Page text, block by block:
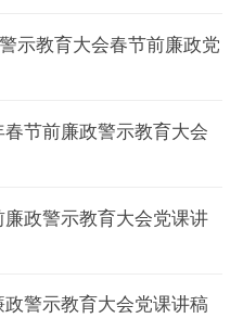
示教育大会春节前廉政党
节前廉政警示教育大会
政警示教育大会党课讲
警示教育大会党课讲稿